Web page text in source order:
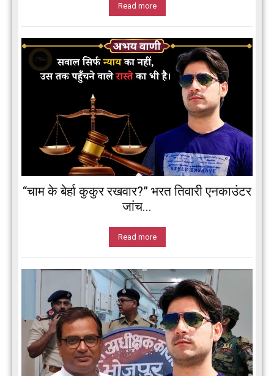
Read more
“चाम के बेर्हा कुकुर रखवार?” भरत तिवारी एनकाउंटर
जांच...
Read more